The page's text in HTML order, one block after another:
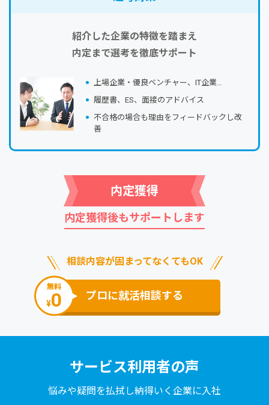
紹介した企業の特徴を踏まえ
内定まで選考を徹底サポート
上場企業・優良ベンチャー、IT企業…
履歴書、ES、⾯接のアドバイス
不合格の場合も理由をフィードバックし改
善
内定獲得
内定獲得後もサポートします
相談内容が固まってなくてもOK
無料
¥0 プロに就活相談する
サービス利⽤者の声
悩みや疑問を払拭し納得いく企業に⼊社